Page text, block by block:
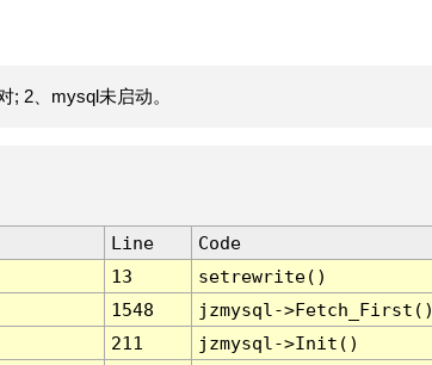
; 2、mysql未启动。
Line
Code
13
setrewrite()
1548
jzmysql-
211
jzmysql->Init()